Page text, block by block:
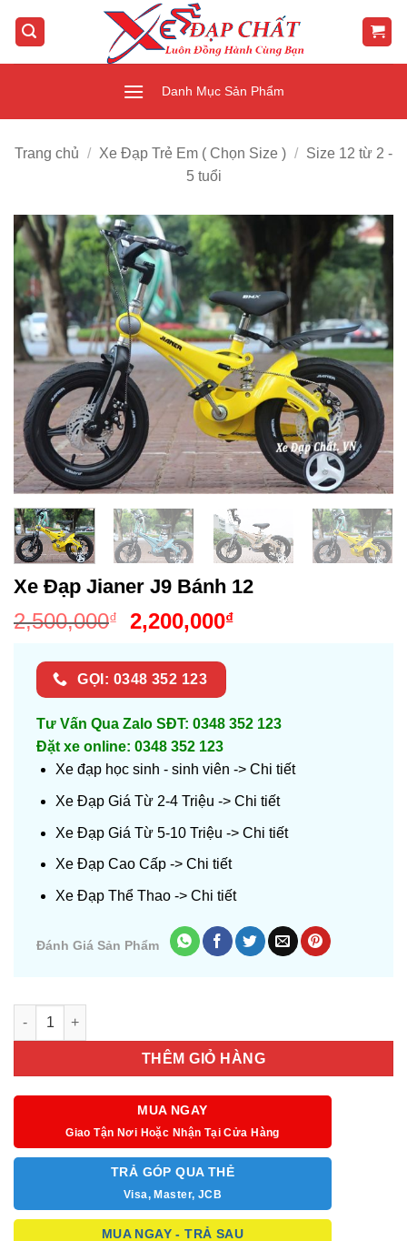
qua
Danh Mục Sản Phẩm
Trang chủ / Xe Đạp Trẻ Em ( Chọn Size ) /
Size 12 từ 2 -
5 tuổi
Xe Đạp Jianer J9 Bánh 12
2,500,000₫
Giá
là:
2,500,000₫.
2,200,000₫Giá
GỌI: 0348 352 123
Tư Vấn Qua Zalo SĐT: 0348 352 123
Đặt xe online: 0348 352 123
Xe đạp học sinh - sinh viên -> Chi tiết
Xe Đạp Giá Từ 2-4 Triệu -> Chi tiết
Xe Đạp Giá Từ 5-10 Triệu -> Chi tiết
Xe Đạp Cao Cấp -> Chi tiết
Xe Đạp Thể Thao -> Chi tiết
Đánh Giá Sản Phẩm
Số lượng
THÊM GIỎ HÀNG
MUA NGAY
Giao Tận Nơi Hoặc Nhận Tại Cửa Hàng
TRẢ GÓP QUA THẺ
Visa, Master, JCB
MUA NGAY - TRẢ SAU